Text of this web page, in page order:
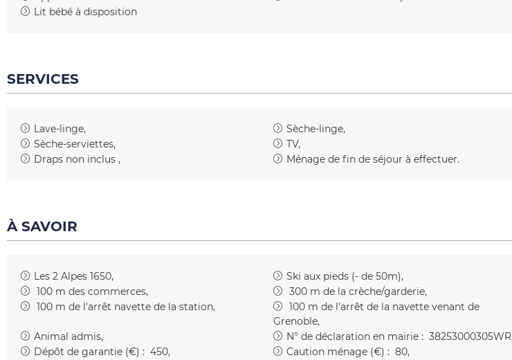
Lit bébé à disposition
SERVICES
Lave-linge
Sèche-linge
Sèche-serviettes
TV
Draps non inclus
Ménage de fin de séjour à effectuer
À SAVOIR
Les 2 Alpes 1650
Ski aux pieds (- de 50m)
100 m des commerces 300 m de la crèche/garderie
100 m de l'arrêt navette de la station 100 m de l'arrêt de la navette venant de
Grenoble
Animal admis
N° de déclaration en mairie : 38253000305WR
Dépôt de garantie (€) : 450 Caution ménage (€) : 80